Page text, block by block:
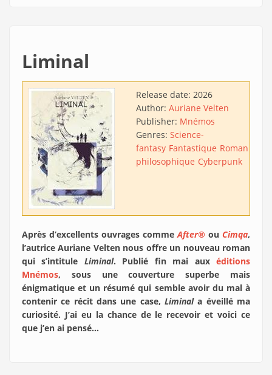
Liminal
Release date: 2026
Author: Auriane Velten
Publisher: Mnémos
Genres: Science-
fantasy Fantastique Roman
philosophique Cyberpunk
Après d’excellents ouvrages commeAfter® ou Cimqa,
l’autrice Auriane Velten nous offre un nouveau roman
qui s’intitule Liminal. Publié fin mai auxéditions
Mnémos, sous une couverture superbe mais
énigmatique et un résumé qui semble avoir du mal à
contenir ce récit dans une case, Liminala éveillé ma
curiosité. J’ai eu la chance de le recevoir et voici ce
que j’en ai pensé…